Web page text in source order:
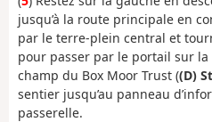
jusqu’à la route principale en
par le terre-plein central et
pour passer par le portail sur
champ du Box Moor Trust ((D)
sentier jusqu’au panneau
passerelle.